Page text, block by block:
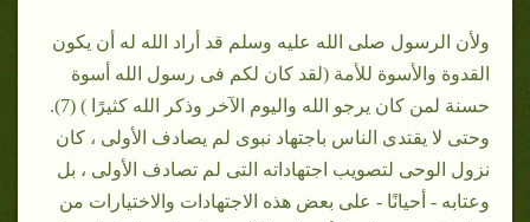
ولأن الرسول صلى الله عليه وسلم قد أراد الله له أن يكون
القدوة والأسوة للأمة (لقد كان لكم فى رسول الله أسوة
حسنة لمن كان يرجو الله واليوم الآخر وذكر الله كثيرًا ) (7).
وحتى لا يقتدى الناس باجتهاد نبوى لم يصادف الأولى ، كان
نزول الوحى لتصويب اجتهاداته التى لم تصادف الأولى ، بل
وعتابه - أحيانًا - على بعض هذه الاجتهادات والاختيارات من